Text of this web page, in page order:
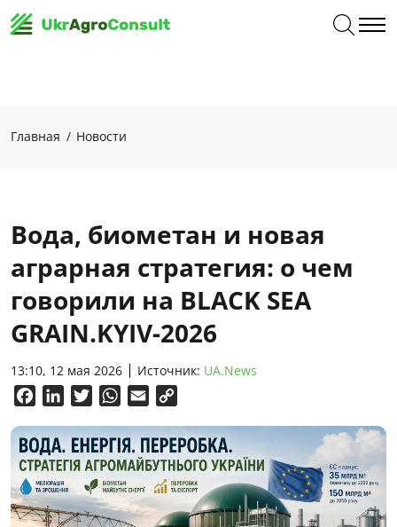
Главная Новости
Вода, биометан и новая
аграрная стратегия: о чем
говорили на BLACK SEA
GRAIN.KYIV-2026
13:10, 12 мая 2026 Источник: UA.News
FacebookLinkedInTwitterWhatsApp
Email